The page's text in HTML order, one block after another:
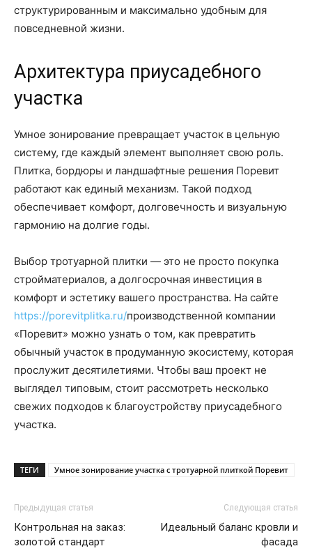
структурированным и максимально удобным для
повседневной жизни.
Архитектура приусадебного
участка
Умное зонирование превращает участок в цельную
систему, где каждый элемент выполняет свою роль.
Плитка, бордюры и ландшафтные решения Поревит
работают как единый механизм. Такой подход
обеспечивает комфорт, долговечность и визуальную
гармонию на долгие годы.
Выбор тротуарной плитки — это не просто покупка
стройматериалов, а долгосрочная инвестиция в
комфорт и эстетику вашего пространства. На сайте
https://porevitplitka.ru/производственной компании
«Поревит» можно узнать о том, как превратить
обычный участок в продуманную экосистему, которая
прослужит десятилетиями. Чтобы ваш проект не
выглядел типовым, стоит рассмотреть несколько
свежих подходов к благоустройству приусадебного
участка.
ТЕГИ Умное зонирование участка с тротуарной плиткой Поревит
Предыдущая статья
Контрольная на заказ:
золотой стандарт
Следующая статья
Идеальный баланс кровли и
фасада